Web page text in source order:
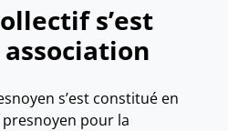
s’est
s’est constitué en
presnoyen pour la